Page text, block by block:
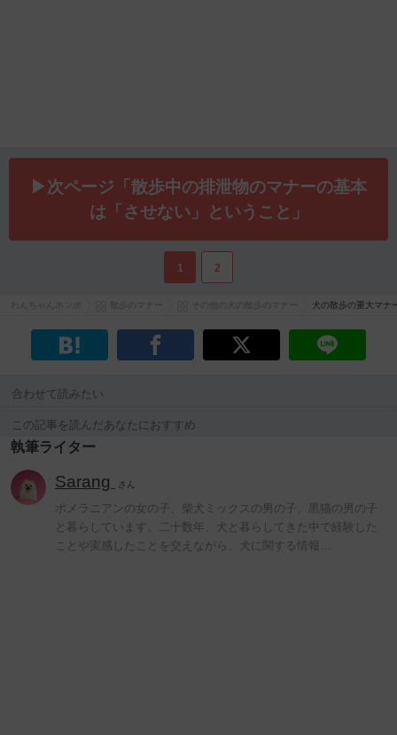
▶次ページ「散歩中の排泄物のマナーの基本
は「させない」ということ」
1 2
その他の犬の散歩のマナー 犬の散歩の重大マナ
合わせて読みたい
この記事を読んだあなたにおすすめ
執筆ライター
Sarang さん
ポメラニアンの女の子、柴犬ミックスの男の子、黒猫の男の子
と暮らしています。二十数年、犬と暮らしてきた中で経験した
ことや実感したことを交えながら、犬に関する情報…